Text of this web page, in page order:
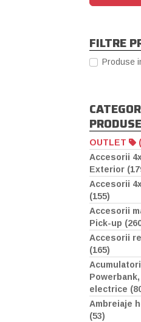
FILTRE
Produse
PRODUSE
OUTLET
Accesorii
Exterior
Accesorii
(155)
Accesorii
Pick-up
Accesorii
(165)
electrice
Ambreiaje
(53)